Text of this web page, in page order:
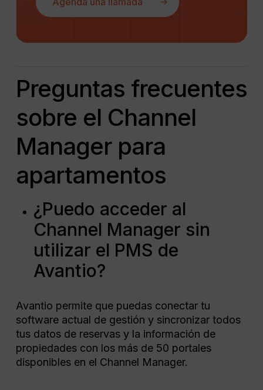
Preguntas frecuentes
sobre el Channel
Manager para
apartamentos
¿Puedo acceder al
Channel Manager sin
utilizar el PMS de
Avantio?
Avantio permite que puedas conectar tu
software actual de gestión y sincronizar todos
tus datos de reservas y la información de
propiedades con los más de 50 portales
disponibles en el Channel Manager.